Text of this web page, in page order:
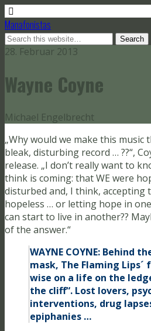
Manafonistas
28. Februar 2013
Wayne Coyne
Michael Engelbrecht
„Why would we make this music
bleak, disturbing record … ??“,
release. „I don’t really want to
think is coming: that WE were
disturbed and, I think, accepting
hopeless … or letting hope in
can start to live in another??
of the answer.“
WAYNE COYNE: Behind
mask, The Flaming
wise on a life on the
the cliff“. Lost lovers,
interventions, drug
epiphanies …